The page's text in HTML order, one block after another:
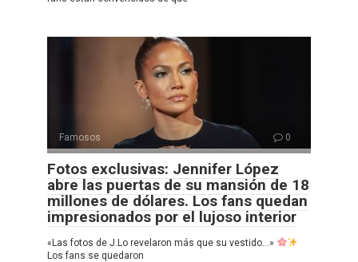
Famosos 0
Fotos exclusivas: Jennifer López
abre las puertas de su mansión de 18
millones de dólares. Los fans quedan
impresionados por el lujoso interior
«Las fotos de J.Lo revelaron más que su vestido…»
Los fans se quedaron